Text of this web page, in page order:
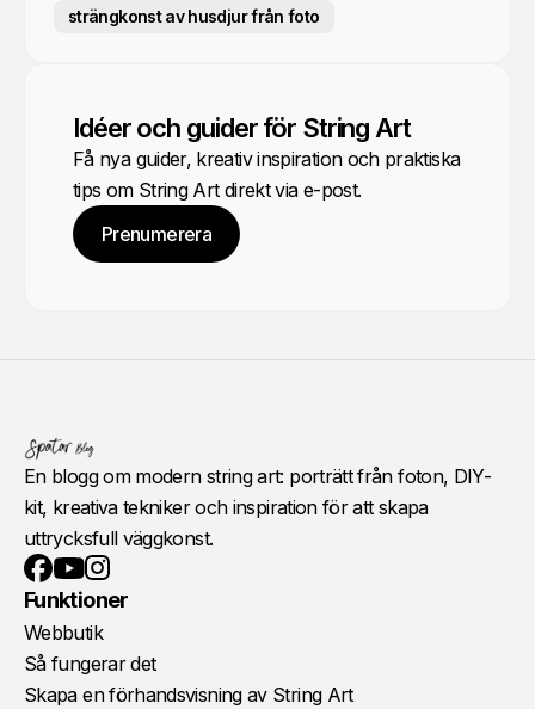
strängkonst av husdjur från foto
Idéer och guider för String Art
Få nya guider, kreativ inspiration och praktiska
tips om String Art direkt via e-post.
Prenumerera
En blogg om modern string art: porträtt från foton, DIY-
kit, kreativa tekniker och inspiration för att skapa
uttrycksfull väggkonst.
Facebook
YouTube
Instagram
Funktioner
Webbutik
Så fungerar det
Skapa en förhandsvisning av String Art